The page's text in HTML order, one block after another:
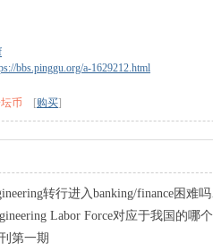
bbs.pinggu.org/a-1629212.html
币 [购买]
转行进入banking/finance困难吗？具体途径有哪些？
Labor Force对应于我国的哪个统计口径？
第一期